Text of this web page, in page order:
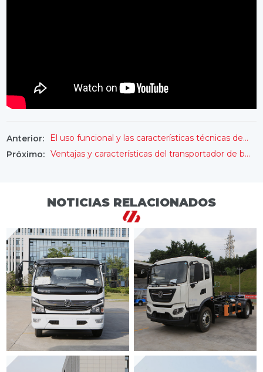
Anterior:
El uso funcional y las características técnicas del camión de lavado y barrido FULONGMA
Próximo:
Ventajas y características del transportador de botes de basura FULONGMA y video de trabajo
NOTICIAS RELACIONADOS